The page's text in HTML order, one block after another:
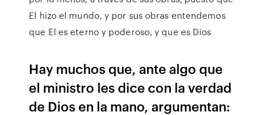
El hizo el mundo, y por sus obras entendemos
que El es eterno y poderoso, y que es Dios
Hay muchos que, ante algo que
el ministro les dice con la verdad
de Dios en la mano, argumentan: